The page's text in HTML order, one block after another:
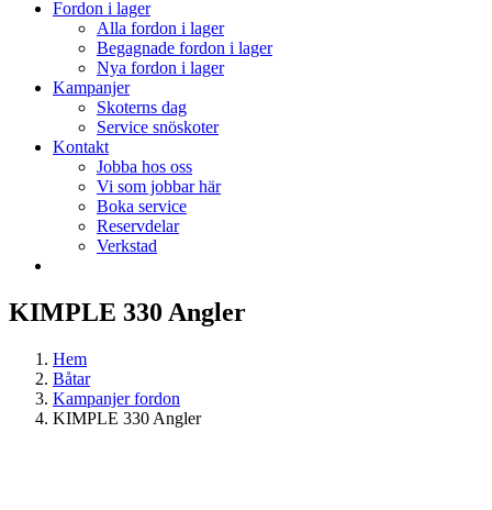
Fordon i lager
Alla fordon i lager
Begagnade fordon i lager
Nya fordon i lager
Kampanjer
Skoterns dag
Service snöskoter
Kontakt
Jobba hos oss
Vi som jobbar här
Boka service
Reservdelar
Verkstad
KIMPLE 330 Angler
Hem
Båtar
Kampanjer fordon
KIMPLE 330 Angler